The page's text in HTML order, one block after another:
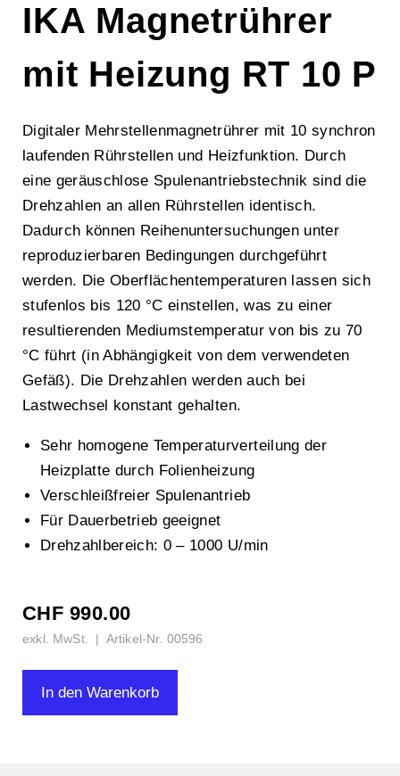
IKA Magnetrührer
mit Heizung RT 10 P
Digitaler Mehrstellenmagnetrührer mit 10 synchron
laufenden Rührstellen und Heizfunktion. Durch
eine geräuschlose Spulenantriebstechnik sind die
Drehzahlen an allen Rührstellen identisch.
Dadurch können Reihenuntersuchungen unter
reproduzierbaren Bedingungen durchgeführt
werden. Die Oberflächentemperaturen lassen sich
stufenlos bis 120 °C einstellen, was zu einer
resultierenden Mediumstemperatur von bis zu 70
°C führt (in Abhängigkeit von dem verwendeten
Gefäß). Die Drehzahlen werden auch bei
Lastwechsel konstant gehalten.
Sehr homogene Temperaturverteilung der
Heizplatte durch Folienheizung
Verschleißfreier Spulenantrieb
Für Dauerbetrieb geeignet
Drehzahlbereich: 0 – 1000 U/min
CHF 990.00
exkl. MwSt. | Artikel-Nr. 00596
Magnetrührer
mit
In den Warenkorb